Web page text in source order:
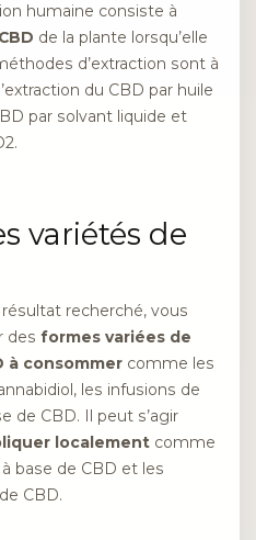
humaine consiste à
de la plante lorsqu’elle
d’extraction sont à
du CBD par huile
par solvant liquide et
variétés de
recherché, vous
des formes variées de
à consommer comme les
les infusions de
de CBD. Il peut s’agir
localement comme
base de CBD et les
CBD.